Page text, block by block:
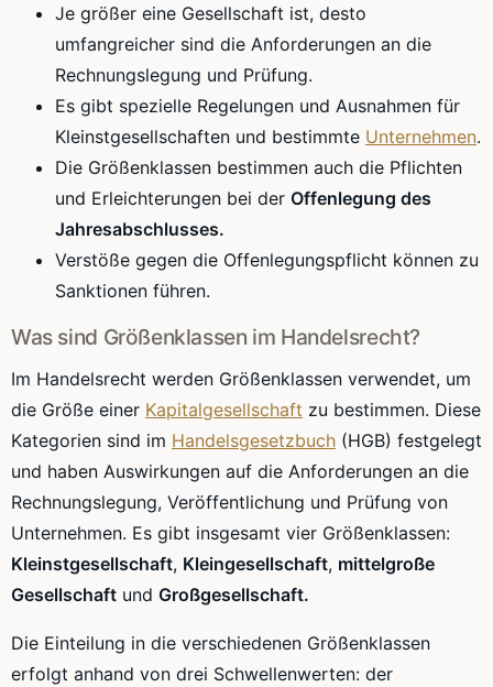
Je größer eine Gesellschaft ist, desto
umfangreicher sind die Anforderungen an die
Rechnungslegung und Prüfung.
Es gibt spezielle Regelungen und Ausnahmen für
Kleinstgesellschaften und bestimmte Unternehmen.
Die Größenklassen bestimmen auch die Pflichten
und Erleichterungen bei der Offenlegung des
Jahresabschlusses.
Verstöße gegen die Offenlegungspflicht können zu
Sanktionen führen.
Was sind Größenklassen im Handelsrecht?
Im Handelsrecht werden Größenklassen verwendet, um
die Größe einer Kapitalgesellschaft zu bestimmen. Diese
Kategorien sind im Handelsgesetzbuch (HGB) festgelegt
und haben Auswirkungen auf die Anforderungen an die
Rechnungslegung, Veröffentlichung und Prüfung von
Unternehmen. Es gibt insgesamt vier Größenklassen:
Kleinstgesellschaft, Kleingesellschaft, mittelgroße
Gesellschaft und Großgesellschaft.
Die Einteilung in die verschiedenen Größenklassen
erfolgt anhand von drei Schwellenwerten: der